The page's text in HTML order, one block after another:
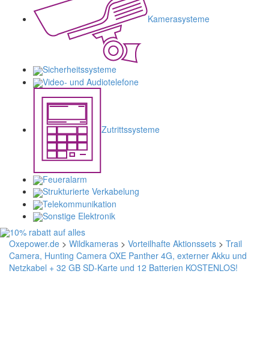
Kamerasysteme
Sicherheitssysteme
Video- und Audiotelefone
Zutrittssysteme
Feueralarm
Strukturierte Verkabelung
Telekommunikation
Sonstige Elektronik
Oxepower.de > Wildkameras > Vorteilhafte Aktionssets > Trail
Camera, Hunting Camera OXE Panther 4G, externer Akku und
Netzkabel + 32 GB SD-Karte und 12 Batterien KOSTENLOS!